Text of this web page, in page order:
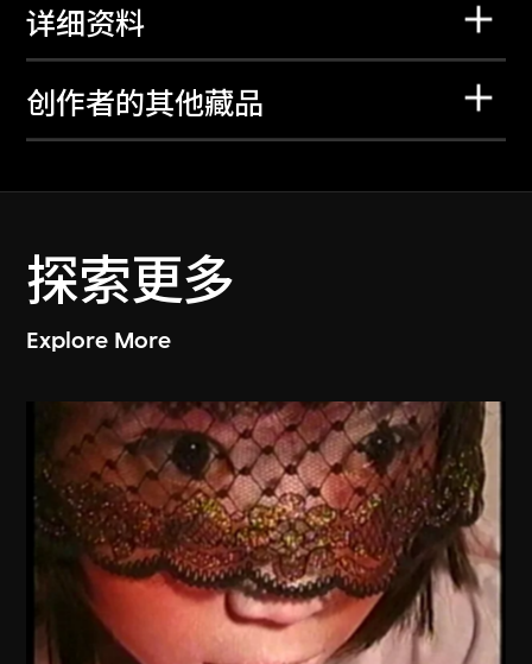
详细资料
创作者的其他藏品
探索更多
Explore More